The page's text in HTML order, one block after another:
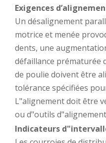
Exigences
Un désalignement
motrice et menée
dents, une
défaillance prématurée
de poulie doivent être
tolérance spécifiées
L"alignement doit être
ou d"outils
Indicateurs